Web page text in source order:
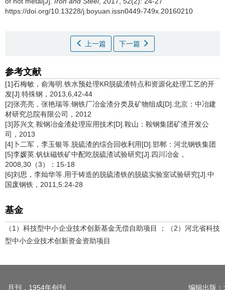
https://doi.org/10.13228/j.boyuan.issn0449-749x.20160210
上一篇 下一篇
参考文献
[1]石梅敏，俞海明.铁水预处理KR脱硫渣特点和资源化处理工艺的开
发[J].特殊钢，2013,6,42-44
[2]张亮亮，张艳瑞等.钢铁厂冶金渣分类及矿物组成[D].北京：中冶建
材研究总院有限公司，2012
[3]苏兴文.鞍钢冶金渣处理应用技术[D].鞍山：鞍钢集团矿渣开发公
司，2013
[4]卜二军，李玉银等.脱硫渣的综合回收利用[D].邯郸：河北钢铁集团
[5]李媛英.钒钛磁铁矿中配吃脱硫渣试验研究[J].四川冶金，
2008,30（3）：15-18
[6]刘思，李灿华等.用于铸造的脱硫渣铁的脱硫实验室试验研究[J].中
国废钢铁，2011,5:24-28
基金
（1）科技型中小企业技术创新基金无偿自助项目 ；（2）河北省科技
型中小企业技术创新资金资助项目
月刊，1954年创刊 编辑出版